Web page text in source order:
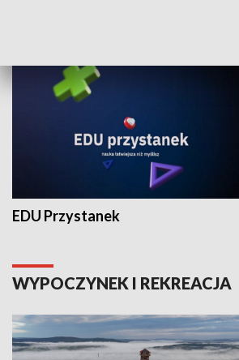
EDU Przystanek
WYPOCZYNEK I REKREACJA